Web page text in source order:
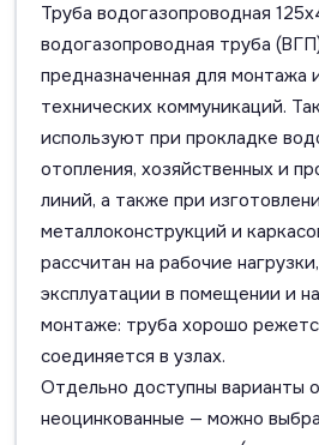
Труба водогазопроводная
водогазопроводная труба
предназначенная для монтажа
технических коммуникаций.
используют при прокладке
отопления, хозяйственных и
линий, а также при
металлоконструкций и
рассчитан на рабочие
эксплуатации в помещении и
монтаже: труба хорошо
соединяется в узлах.
Отдельно доступны варианты
неоцинкованные — можно